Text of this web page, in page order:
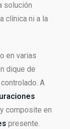
solución
clínica ni a la
en varias
dique de
A
composite en
presente.